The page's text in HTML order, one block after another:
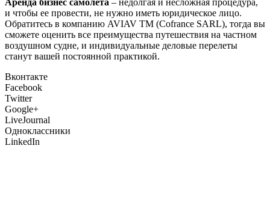
и чтобы ее провести, не нужно иметь юридическое лицо.
Обратитесь в компанию AVIAV TM (Cofrance SARL), тогда вы
сможете оценить все преимущества путешествия на частном
воздушном судне, и индивидуальные деловые перелеты
станут вашей постоянной практикой.
Вконтакте
Facebook
Twitter
Google+
LiveJournal
Одноклассники
LinkedIn